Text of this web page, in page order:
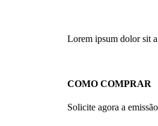
Lorem ipsum dolor sit
COMO COMPRAR
Solicite agora a